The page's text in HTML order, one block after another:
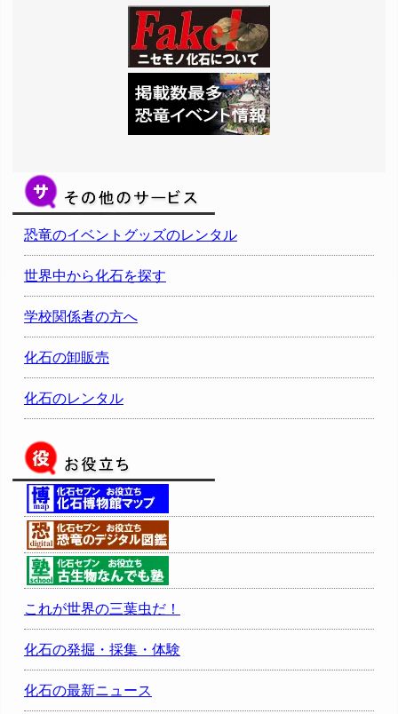
恐竜のイベントグッズのレンタル
世界中から化石を探す
学校関係者の方へ
化石の卸販売
化石のレンタル
これが世界の三葉虫だ！
化石の発掘・採集・体験
化石の最新ニュース